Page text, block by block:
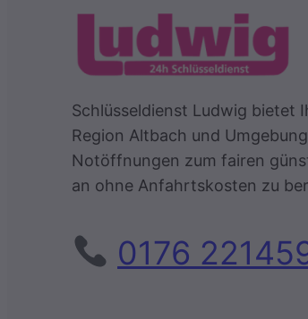
Schlüsseldienst Ludwig bietet
Region Altbach und
Notöffnungen zum fairen
an ohne Anfahrtskosten zu
0176